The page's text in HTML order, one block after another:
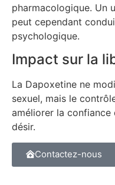
pharmacologique. Un
peut cependant
psychologique.
Impact sur la
La Dapoxetine ne
sexuel, mais le
améliorer la
désir.
Contactez-nous